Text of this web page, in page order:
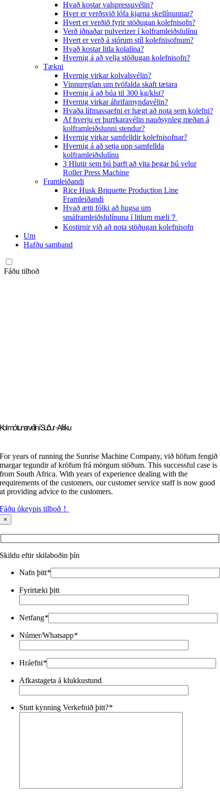
Hvað kostar valspressuvélin?
Hver er verðsvið lófa kjarna skellínunnar?
Hvert er verðið fyrir stöðugan kolefnisofn?
Verð iðnaðar pulverizer í kolframleiðslulínu
Hvert er verð á stórum stíl kolefnisofnum?
Hvað kostar litla kolalína?
Hvernig á að velja stöðugan kolefnisofn?
Tækni
Hvernig virkar kolvalsvélin?
Vinnureglan um tvöfalda skaft tætara
Hvernig á að búa til 300 kg/klst?
Hvernig virkar áhrifamyndavélin?
Hvaða lífmassaefni er hægt að nota sem kolefni?
Af hverju er þurrkaravélin nauðsynleg meðan á
kolframleiðslunni stendur?
Hvernig virkar samfelldir kolefnisofnar?
Hvernig á að setja upp samfellda
kolframleiðslulínu
3 Hlutir sem þú þarft að vita þegar þú velur
Roller Press Machine
Framleiðandi
Rice Husk Briquette Production Line
Framleiðandi
Hvað ætti fólki að hugsa um
smáframleiðslulínuna í litlum mæli？
Kostirnir við að nota stöðugan kolefnisofn
Um
Hafðu samband
Fáðu tilboð
Kol mótunarvélin í Suður -Afríku
For years of running the Sunrise Machine Company, við höfum fengið
margar tegundir af kröfum frá mörgum stöðum.This successful case is
from South Africa.With years of experience dealing with the
requirements of the customers,our customer service staff is now good
at providing advice to the customers.
Fáðu ókeypis tilboð！
×
Skildu eftir skilaboðin þín
Nafn þitt*
Fyrirtæki þitt
Netfang*
Númer/Whatsapp*
Hráefni*
Afkastageta á klukkustund
Stutt kynning Verkefnið þitt?*